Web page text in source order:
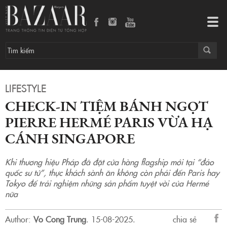
LIFESTYLE
CHECK-IN TIỆM BÁNH NGỌT
PIERRE HERMÉ PARIS VỪA HẠ
CÁNH SINGAPORE
Khi thương hiệu Pháp đã đặt cửa hàng flagship mới tại “đảo
quốc sư tử”, thực khách sành ăn không còn phải đến Paris hay
Tokyo để trải nghiệm những sản phẩm tuyệt vời của Hermé
nữa
Author: Vo Cong Trung. 15-08-2025.
chia sẻ